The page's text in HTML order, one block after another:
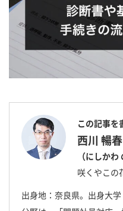
この記事を
西川 暢春
（にしかわ
咲くやこの
出身地：奈良県。出身大